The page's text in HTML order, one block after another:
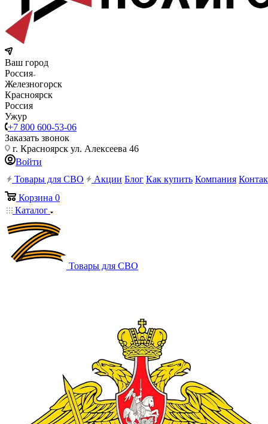
Ваш город
Россия
Железногорск
Красноярск
Россия
Ужур
+7 800 600-53-06
Заказать звонок
г. Красноярск ул. Алексеева 46
Войти
Товары для СВО
Акции Блог Как купить Компания
Корзина 0
Каталог
Товары для СВО